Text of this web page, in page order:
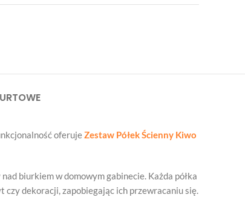
oferujeZestaw Półek Ścienny Kiwo
biurkiem w domowym gabinecie. Każda półka
czy dekoracji, zapobiegając ich przewracaniu się.